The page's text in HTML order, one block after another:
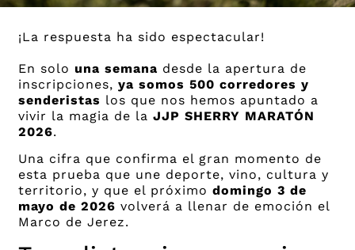
¡La respuesta ha sido espectacular!
En solo una semana desde la apertura de
inscripciones,ya somos 500 corredores y
senderistas los que nos hemos apuntado a
vivir la magia de laJJP SHERRY MARATÓN
2026.
Una cifra que confirma el gran momento de
esta prueba que une deporte, vino, cultura y
territorio, y que el próximodomingo 3 de
mayo de 2026 volverá a llenar de emoción el
Marco de Jerez.